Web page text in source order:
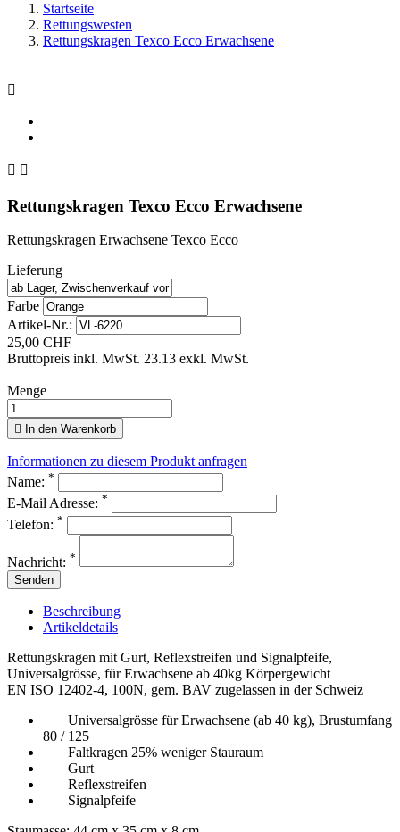
Startseite
Rettungswesten
Rettungskragen Texco Ecco Erwachsene

 
Rettungskragen Texco Ecco Erwachsene
Rettungskragen Erwachsene Texco Ecco
Lieferung
Farbe
Artikel-Nr.:
25,00 CHF
Bruttopreis inkl. MwSt. 23.13 exkl. MwSt.
Menge
 In den Warenkorb
Informationen zu diesem Produkt anfragen
Name: *
E-Mail Adresse: *
Telefon: *
Nachricht: *
Senden
Beschreibung
Artikeldetails
Rettungskragen mit Gurt, Reflexstreifen und Signalpfeife,
Universalgrösse, für Erwachsene ab 40kg Körpergewicht
EN ISO 12402-4, 100N, gem. BAV zugelassen in der Schweiz
Universalgrösse für Erwachsene (ab 40 kg), Brustumfang
80 / 125
Faltkragen 25% weniger Stauraum
Gurt
Reflexstreifen
Signalpfeife